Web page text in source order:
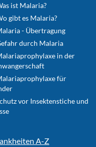
ist Malaria?
gibt es Malaria?
- Übertragung
durch Malaria
in der
für
vor Insektenstiche und
A-Z